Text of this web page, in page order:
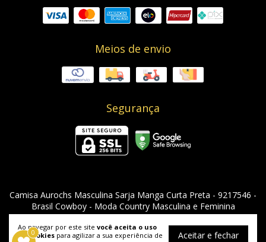
Ao navegar por este site você aceita o uso
de cookies para agilizar a sua experiência de
Aceitar e fechar
Meios de envio
Segurança
Camisa Aurochs Masculina Sarja Manga Curta Preta - 9217546 -
Brasil Cowboy - Moda Country Masculina e Feminina
0